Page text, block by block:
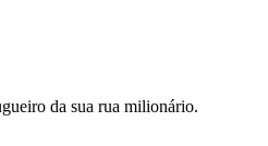
da sua rua milionário.